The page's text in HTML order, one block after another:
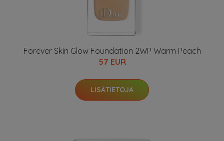
Forever Skin Glow Foundation 2WP Warm Peach
57 EUR
LISÄTIETOJA